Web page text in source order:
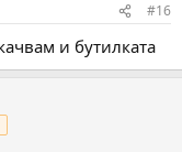
#16
и бутилката